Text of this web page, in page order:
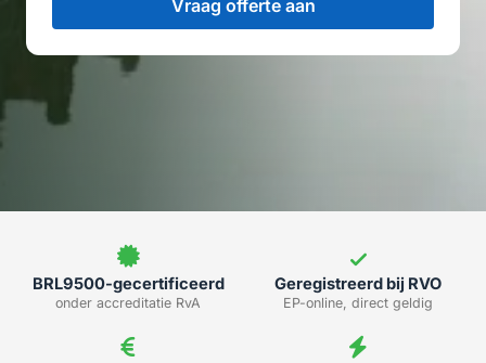
BRL9500-gecertificeerd
onder accreditatie RvA
Geregistreerd bij RVO
EP-online, direct geldig